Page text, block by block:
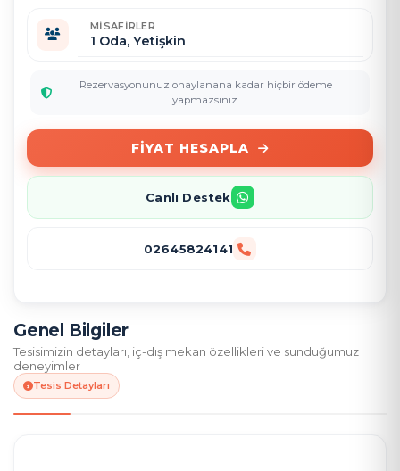
Genel Bilgiler
Tesisimizin detayları, iç-dış mekan özellikleri ve sunduğumuz
deneyimler
Tesis Detayları
MISAFIRLER
1 Oda, Yetişkin
Rezervasyonunuz onaylanana kadar hiçbir ödeme
yapmazsınız.
FIYAT HESAPLA
Canlı Destek
02645824141